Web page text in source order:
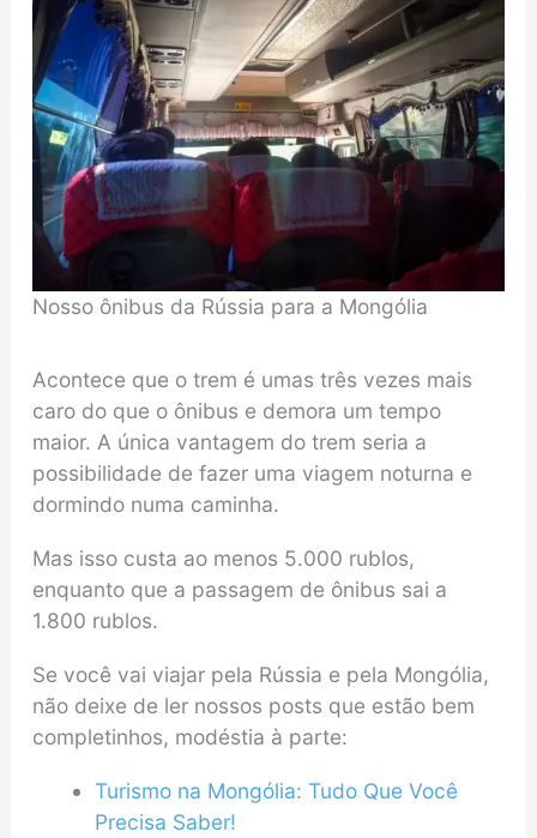
Nosso ônibus da Rússia para a Mongólia
Acontece que o trem é umas três vezes mais
caro do que o ônibus e demora um tempo
maior. A única vantagem do trem seria a
possibilidade de fazer uma viagem noturna e
dormindo numa caminha.
Mas isso custa ao menos 5.000 rublos,
enquanto que a passagem de ônibus sai a
1.800 rublos.
Se você vai viajar pela Rússia e pela Mongólia,
não deixe de ler nossos posts que estão bem
completinhos, modéstia à parte:
Turismo na Mongólia: Tudo Que Você
Precisa Saber!